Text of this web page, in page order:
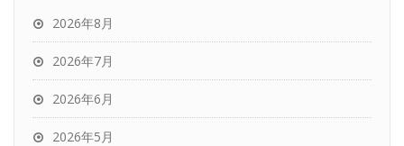
2026年8月
2026年7月
2026年6月
2026年5月